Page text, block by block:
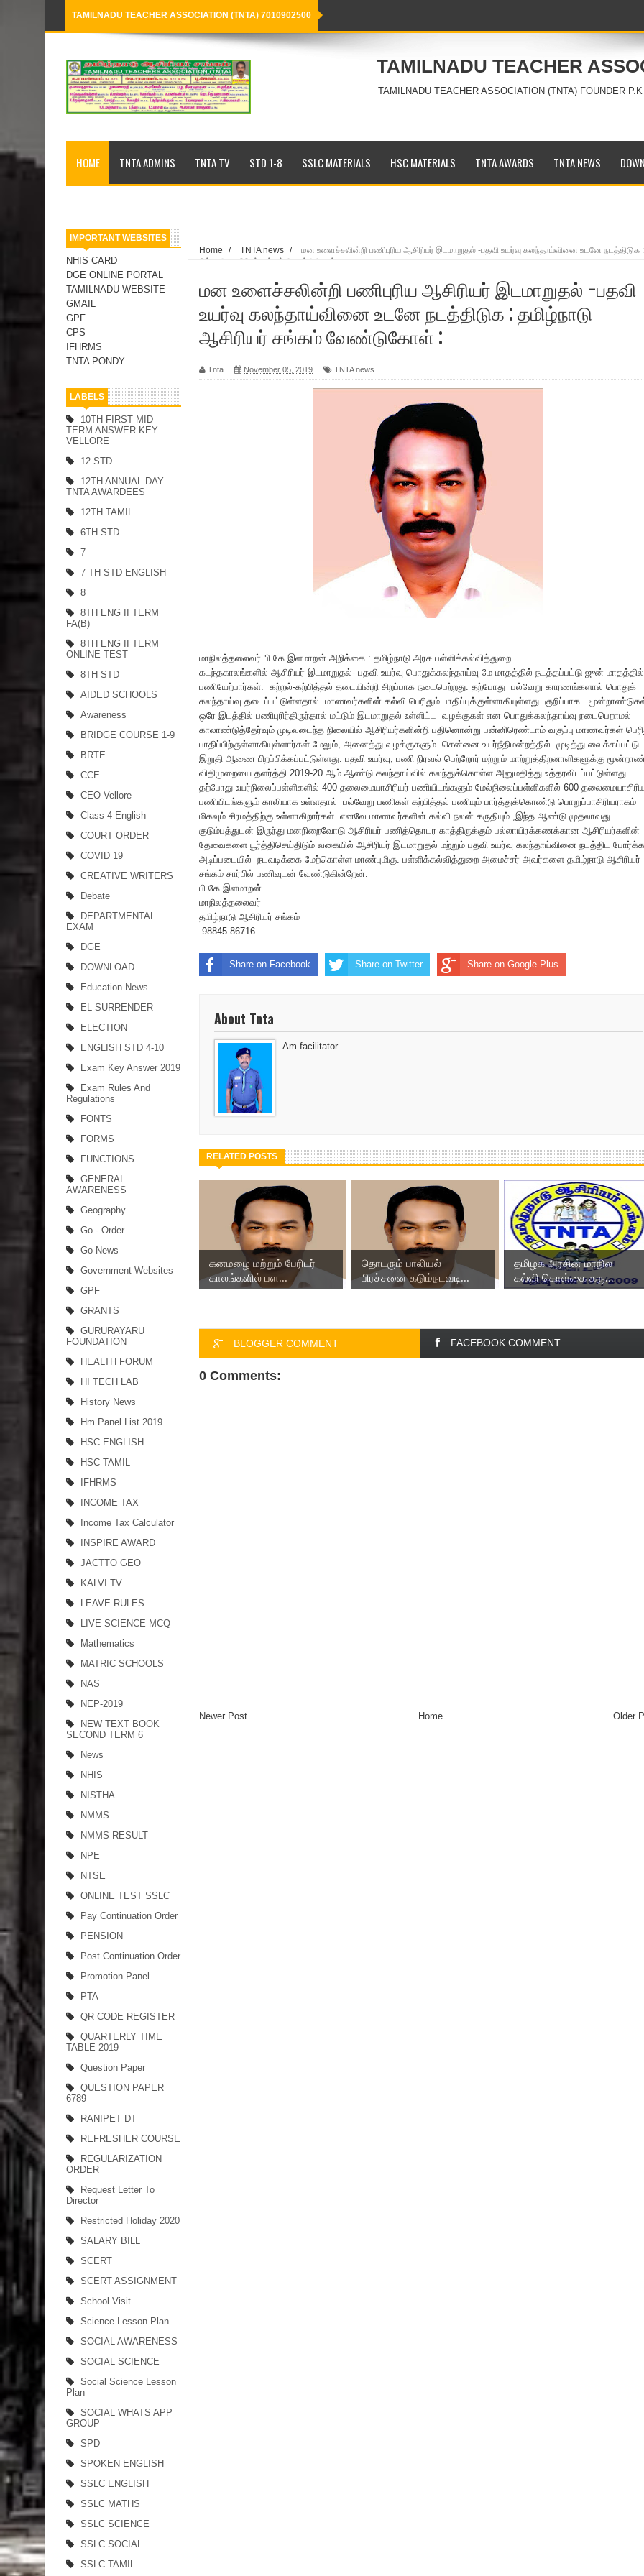
TAMILNADU TEACHER ASSOCIATION (TNTA) 7010902500
Loading...
TAMILNADU TEACHER
TAMILNADU TEACHER ASSOCIATION (TNTA) FOUNDER
HOME TNTA ADMINS TNTA TV STD 1-8 SSLC MATERIALS HSC MATERIALS TNTA AWARDS TNTA NEWS
IMPORTANT WEBSITES
NHIS CARD
DGE ONLINE PORTAL
TAMILNADU WEBSITE
GMAIL
GPF
CPS
IFHRMS
TNTA PONDY
LABELS
10TH FIRST MID
TERM ANSWER KEY
VELLORE
12 STD
12TH ANNUAL DAY
TNTA AWARDEES
12TH TAMIL
6TH STD
7
7 TH STD ENGLISH
8
8TH ENG II TERM
FA(B)
8TH ENG II TERM
ONLINE TEST
8TH STD
AIDED SCHOOLS
Awareness
BRIDGE COURSE 1-9
BRTE
CCE
CEO Vellore
Class 4 English
COURT ORDER
COVID 19
CREATIVE WRITERS
Debate
DEPARTMENTAL
EXAM
DGE
DOWNLOAD
Education News
EL SURRENDER
ELECTION
ENGLISH STD 4-10
Exam Key Answer 2019
Exam Rules And
Regulations
FONTS
FORMS
FUNCTIONS
GENERAL
AWARENESS
Geography
Go - Order
Go News
Government Websites
GPF
GRANTS
GURURAYARU
FOUNDATION
HEALTH FORUM
HI TECH LAB
History News
Hm Panel List 2019
HSC ENGLISH
HSC TAMIL
IFHRMS
INCOME TAX
Income Tax Calculator
INSPIRE AWARD
JACTTO GEO
KALVI TV
LEAVE RULES
LIVE SCIENCE MCQ
Mathematics
MATRIC SCHOOLS
NAS
NEP-2019
NEW TEXT BOOK
SECOND TERM 6
News
NHIS
NISTHA
NMMS
NMMS RESULT
NPE
NTSE
ONLINE TEST SSLC
Pay Continuation Order
PENSION
Post Continuation Order
Promotion Panel
PTA
QR CODE REGISTER
QUARTERLY TIME
TABLE 2019
Question Paper
QUESTION PAPER
6789
RANIPET DT
REFRESHER COURSE
REGULARIZATION
ORDER
Request Letter To
Director
Restricted Holiday 2020
SALARY BILL
SCERT
SCERT ASSIGNMENT
School Visit
Science Lesson Plan
SOCIAL AWARENESS
SOCIAL SCIENCE
Social Science Lesson
Plan
SOCIAL WHATS APP
GROUP
SPD
SPOKEN ENGLISH
SSLC ENGLISH
SSLC MATHS
SSLC SCIENCE
SSLC SOCIAL
SSLC TAMIL
Home / TNTA news /
மன உளைச்சலின்றி பணிபுரிய ஆசிரியர் இடமாறுதல் -பதவி உயர்வு கலந்தாய்வினை உடனே நடத்திடுக :
தமிழ்நாடு ஆசிரியர் சங்கம் வேண்டுகோள் :
மன உளைச்சலின்றி பணிபுரிய ஆசிரியர் இடமாறுதல் -பதவி
உயர்வு கலந்தாய்வினை உடனே நடத்திடுக : தமிழ்நாடு
ஆசிரியர் சங்கம் வேண்டுகோள் :
Tnta November 05, 2019 TNTA news
மாநிலத்தலைவர் பி.கே.இளமாறன் அறிக்கை : தமிழ்நாடு அரசு பள்ளிக்கல்வித்துறை
கடந்தகாலங்களில் ஆசிரியர் இடமாறுதல்- பதவி உயர்வு பொதுக்கலந்தாய்வு மே மாதத்தில் நடத்தப்பட்டு ஜுன் மாதத்தில்
பணியேற்பார்கள். கற்றல்-கற்பித்தல் தடையின்றி சிறப்பாக நடைபெற்றது. தற்போது பல்வேறு காரணங்களால் பொதுக்
கலந்தாய்வு தடைப்பட்டுள்ளதால் மாணவர்களின் கல்வி பெரிதும் பாதிப்புக்குள்ளாகியுள்ளது. குறிப்பாக
ஒரே இடத்தில் பணிபுரிந்திருந்தால் மட்டும் இடமாறுதல் உள்ளிட்ட வழக்குகள் என பொதுக்கலந்தாய்வு நடைபெறாமல்
காலாண்டுத்தேர்வும் முடிவடைந்த நிலையில் ஆசிரியர்களின்றி பதினொன்று பன்னிரெண்டாம் வகுப்பு மாணவர்கள்
பாதிப்பிற்குள்ளாகியுள்ளார்கள்.மேலும், அனைத்து வழக்குகளும் சென்னை உயர்நீதிமன்றத்தில் முடித்து வைக்கப்பட்டு
இறுதி ஆணை பிறப்பிக்கப்பட்டுள்ளது. பதவி உயர்வு, பணி நிரவல் பெற்றோர் மற்றும் மாற்றுத்திறனாளிகளுக்கு
விதிமுறையை தளர்த்தி 2019-20 ஆம் ஆண்டு கலந்தாய்வில் கலந்துக்கொள்ள அனுமதித்து உத்தரவிடப்பட்டுள்ளது.
தற்போது உயர்நிலைப்பள்ளிகளில் 400 தலைமையாசிரியர் பணியிடங்களும் மேல்நிலைப்பள்ளிகளில் 600
பணியிடங்களும் காலியாக உள்ளதால் பல்வேறு பணிகள் கற்பித்தல் பணியும் பார்த்துக்கொண்டு பொறுப்பாசிரியராகம்
மிகவும் சிரமத்திற்கு உள்ளாகிறார்கள். எனவே மாணவர்களின் கல்வி நலன் கருதியும் ,இந்த ஆண்டு முதலாவது
குடும்பத்துடன் இருந்து மனநிறைவோடு ஆசிரியர் பணித்தொடர காத்திருக்கும் பல்லாயிரக்கணக்கான ஆசிரியர்களின்
தேவைகளை பூர்த்திசெய்திடும் வகையில் ஆசிரியர் இடமாறுதல் மற்றும் பதவி உயர்வு கலந்தாய்வினை நடத்திட
அடிப்படையில் நடவடிக்கை மேற்கொள்ள மாண்புமிகு. பள்ளிக்கல்வித்துறை அமைச்சர் அவர்களை தமிழ்நாடு ஆசிரியர்
சங்கம் சார்பில் பணிவுடன் வேண்டுகின்றேன்.
பி.கே.இளமாறன்
மாநிலத்தலைவர்
தமிழ்நாடு ஆசிரியர் சங்கம்
98845 86716
Share on Facebook Share on Twitter Share on Google Plus
About Tnta
Am facilitator
RELATED POSTS
கனமழை மற்றும் பேரிடர்
காலங்களில் பள...
தொடரும் பாலியல்
பிரச்சனை கடும்நடவடி...
தமிழக அரசின் மாநில
கல்வி கொள்கை கரு...
BLOGGER COMMENT FACEBOOK COMMENT
0 Comments:
Newer Post Older
Home